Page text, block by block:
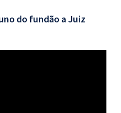
do fundão a Juiz